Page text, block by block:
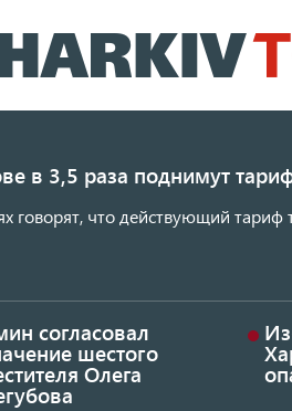
к
в 3,5 раза поднимут
говорят, что действующий тариф
согласовал
шестого
Олега